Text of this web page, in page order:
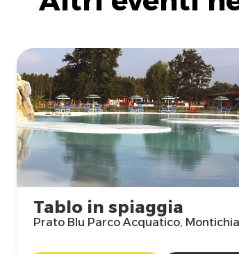
Tablo in spiaggia
Prato Blu Parco Acquatico,